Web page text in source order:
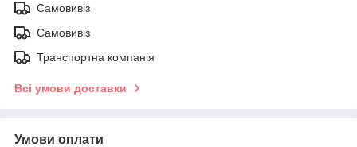
Самовивіз
Самовивіз
Транспортна компанія
Всі умови доставки
Умови оплати